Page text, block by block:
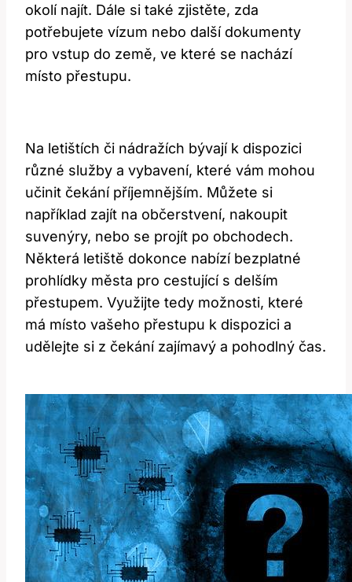
okolí najít. Dále si také zjistěte, zda
potřebujete vízum nebo další dokumenty
pro vstup do země, ve které se nachází
místo přestupu.
Na letištích či nádražích bývají k dispozici
různé služby a vybavení, které vám mohou
učinit čekání příjemnějším. Můžete si
například zajít na občerstvení, nakoupit
suvenýry, nebo se projít po obchodech.
Některá letiště dokonce nabízí bezplatné
prohlídky města pro cestující s delším
přestupem. Využijte tedy možnosti, které
má místo vašeho přestupu k dispozici a
udělejte si z čekání zajímavý a pohodlný čas.